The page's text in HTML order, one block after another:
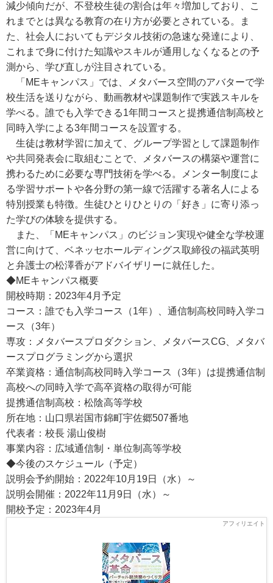
減少傾向だが、不登校生徒の割合は年々増加しており、こ
れまでとは異なる教育の在り方が必要とされている。ま
た、社会人においてもデジタル技術の急速な発達により、
これまで身に付けた知識やスキルが通用しなくなるとの予
測から、学び直しが注目されている。
「MEキャンパス」では、メタバース空間のアバターで学
校生活を送りながら、動画教材や課題制作で実践スキルを
学べる。誰でも入学できる1年間コースと提携通信制高校と
同時入学による3年間コースを設置する。
生徒は教材学習に加えて、グループ学習として課題制作
や共同発表会に取組むことで、メタバースの構築や運営に
携わるために必要な専門技術を学べる。メンター制度によ
る学習サポートや各分野の第一線で活躍する著名人による
特別授業も特徴。生徒ひとりひとりの「好き」に寄り添っ
た学びの体験を提供する。
また、「MEキャンパス」のビジョン実現や健全な学校運
営に向けて、ベネッセホールディングス取締役の福武英明
と弁護士の松澤香がアドバイザリーに就任した。
◆MEキャンパス概要
開校時期：2023年4月予定
コース：誰でも入学コース（1年）、通信制高校同時入学コ
ース（3年）
専攻：メタバースプロダクション、メタバースCG、メタバ
ースプログラミングから選択
卒業資格：通信制高校同時入学コース（3年）は提携通信制
高校への同時入学で高卒資格の取得が可能
提携通信制高校：松陰高等学校
所在地：山口県岩国市錦町宇佐郷507番地
代表者：校長 湯山俊樹
事業内容：広域通信制・単位制高等学校
◆今後のスケジュール（予定）
説明会予約開始：2022年10月19日（水）～
説明会開催：2022年11月9日（水）～
開校予定：2023年4月